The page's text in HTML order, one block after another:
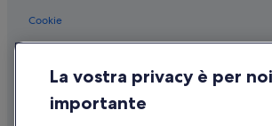
Cookie
Condizioni per l'utilizzo
Informazioni legali/Contatti
Linee guida sui contenuti e segnalazione dei
La vostra privacy è per
importante